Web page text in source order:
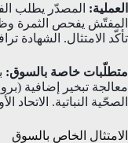
العملية:
المفتّش يفحص الثمرة
تأكّد الامتثال. الشهادة
متطلّبات خاصة بالسوق:
معالجة تبخير إضافية
الصحّية النباتية.
الامتثال الخاص بالسوق